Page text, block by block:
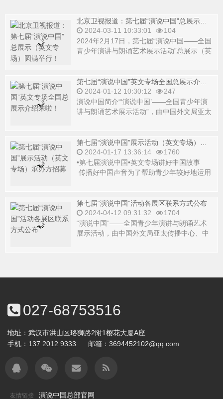
2024-03-11 10:33:01
104
2024年2月17日，第七届“演说中国——全国
青少年演讲与朗诵艺术展示活动”总展示（英
2024-01-12 10:30:12
247
演说中国简介“‘演说中国’——全国青少年演
讲与朗诵艺术展示活动”，由中国外文局亚太
2024-01-17 13:36:14
1760
•第七届演说中国•英文专场讲好中国故事
传播好中国声音为了帮助青少年较好地运用
第七届“演说中国”活动各展区联系方式公布
2024-04-12 09:31:32
1704
“演说中国”——全国青少年演讲与朗诵艺术
展示活动，由中国外文局亚太传播中心、中
027-68753516
地址：武汉市洪山区珞狮路2附1樱花大厦A座
手机： 137 2012 9333 邮箱： 3694452102@qq.com
友情链接 演说中国总部官网